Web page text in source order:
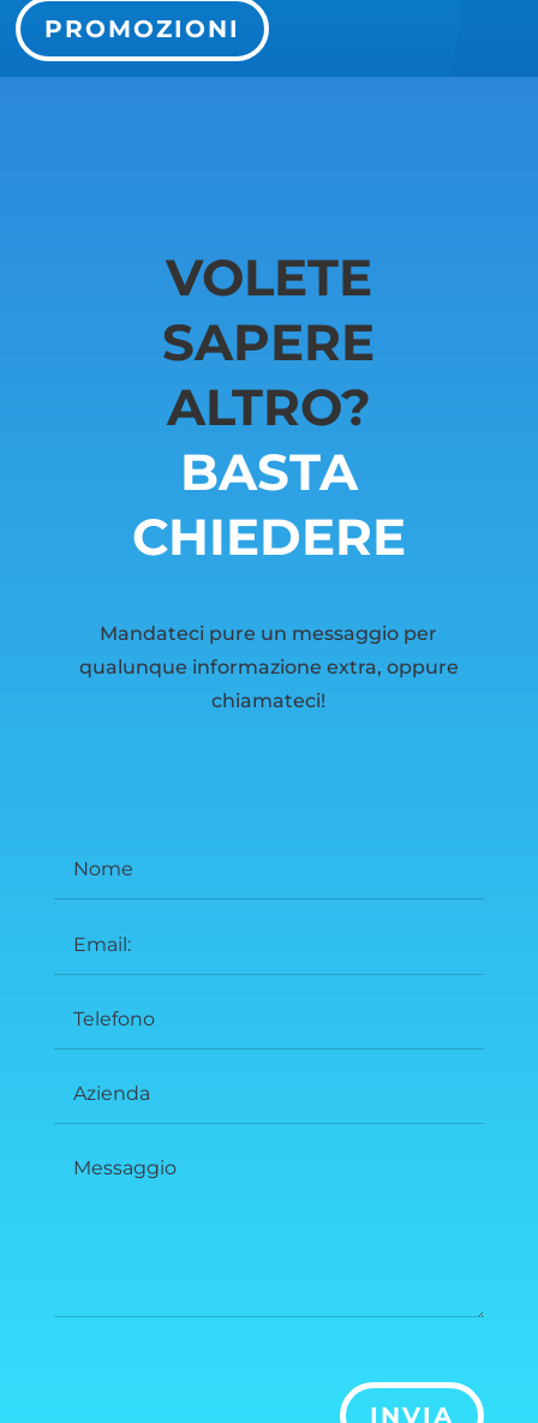
PROMOZIONI
VOLETE
SAPERE
ALTRO?
BASTA
CHIEDERE
Mandateci pure un messaggio per
qualunque informazione extra, oppure
chiamateci!
INVIA